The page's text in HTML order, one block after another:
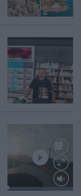
Loaded: